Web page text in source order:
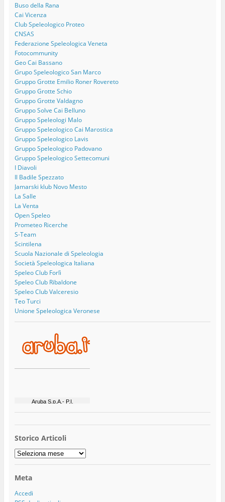
Buso della Rana
Cai Vicenza
Club Speleologico Proteo
CNSAS
Federazione Speleologica Veneta
Fotocommunity
Geo Cai Bassano
Grupo Speleologico San Marco
Gruppo Grotte Emilio Roner Rovereto
Gruppo Grotte Schio
Gruppo Grotte Valdagno
Gruppo Solve Cai Belluno
Gruppo Speleologi Malo
Gruppo Speleologico Cai Marostica
Gruppo Speleologico Lavis
Gruppo Speleologico Padovano
Gruppo Speleologico Settecomuni
I Diavoli
Il Badile Spezzato
Jamarski klub Novo Mesto
La Salle
La Venta
Open Speleo
Prometeo Ricerche
S-Team
Scintilena
Scuola Nazionale di Speleologia
Società Speleologica Italiana
Speleo Club Forlì
Speleo Club Ribaldone
Speleo Club Valceresio
Teo Turci
Unione Speleologica Veronese
Storico Articoli
Storico
Articoli
Meta
Accedi